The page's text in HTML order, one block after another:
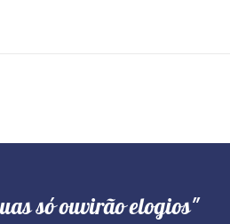
só ouvirão elogios"